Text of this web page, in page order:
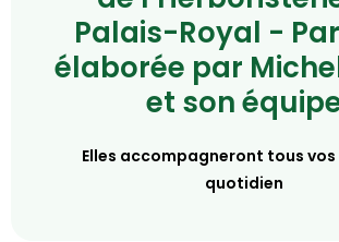
Palais-Royal -
élaborée par
et son
Elles accompagneront tous vos
quotidien